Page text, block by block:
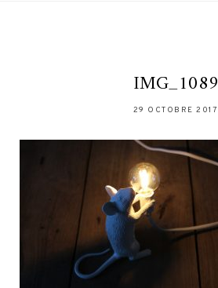
IMG_1089
29 OCTOBRE 2017